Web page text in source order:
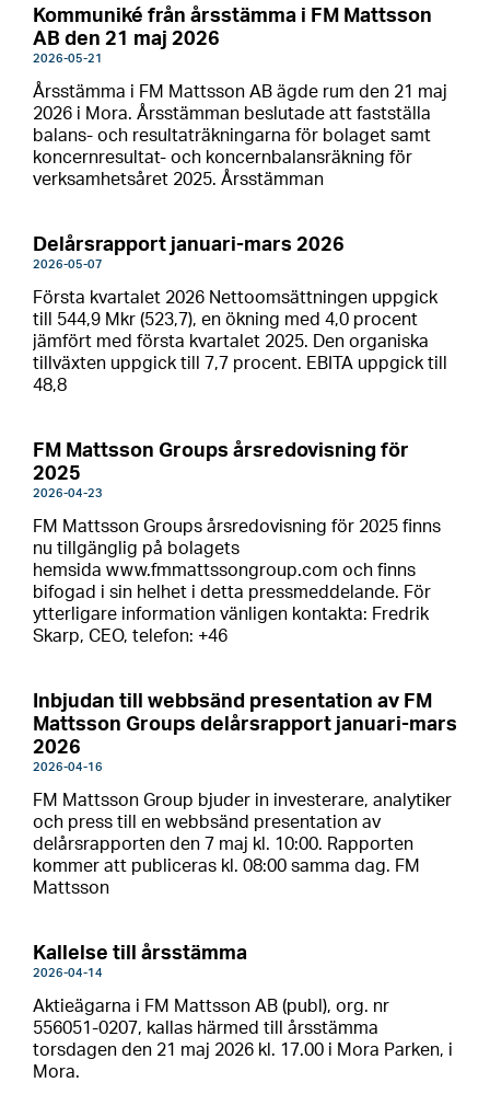
Kommuniké från årsstämma i FM Mattsson
AB den 21 maj 2026
2026-05-21
Årsstämma i FM Mattsson AB ägde rum den 21 maj
2026 i Mora. Årsstämman beslutade att fastställa
balans- och resultaträkningarna för bolaget samt
koncernresultat- och koncernbalansräkning för
verksamhetsåret 2025. Årsstämman
Delårsrapport januari-mars 2026
2026-05-07
Första kvartalet 2026 Nettoomsättningen uppgick
till 544,9 Mkr (523,7), en ökning med 4,0 procent
jämfört med första kvartalet 2025. Den organiska
tillväxten uppgick till 7,7 procent. EBITA uppgick till
48,8
FM Mattsson Groups årsredovisning för
2025
2026-04-23
FM Mattsson Groups årsredovisning för 2025 finns
nu tillgänglig på bolagets
hemsida www.fmmattssongroup.com och finns
bifogad i sin helhet i detta pressmeddelande. För
ytterligare information vänligen kontakta: Fredrik
Skarp, CEO, telefon: +46
Inbjudan till webbsänd presentation av FM
Mattsson Groups delårsrapport januari-mars
2026
2026-04-16
FM Mattsson Group bjuder in investerare, analytiker
och press till en webbsänd presentation av
delårsrapporten den 7 maj kl. 10:00. Rapporten
kommer att publiceras kl. 08:00 samma dag. FM
Mattsson
Kallelse till årsstämma
2026-04-14
Aktieägarna i FM Mattsson AB (publ), org. nr
556051-0207, kallas härmed till årsstämma
torsdagen den 21 maj 2026 kl. 17.00 i Mora Parken, i
Mora.